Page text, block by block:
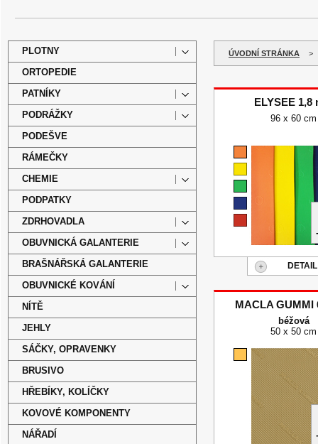
PLOTNY
ORTOPEDIE
PATNÍKY
PODRÁŽKY
PODEŠVE
RÁMEČKY
CHEMIE
PODPATKY
ZDRHOVADLA
OBUVNICKÁ GALANTERIE
BRAŠNÁŘSKÁ GALANTERIE
OBUVNICKÉ KOVÁNÍ
NÍTĚ
JEHLY
SÁČKY, OPRAVENKY
BRUSIVO
HŘEBÍKY, KOLÍČKY
KOVOVÉ KOMPONENTY
NÁŘADÍ
ÚVODNÍ STRÁNKA >
ELYSEE 1,8
96 x 60 cm
DETAIL
MACLA GUMMI
béžová
50 x 50 cm